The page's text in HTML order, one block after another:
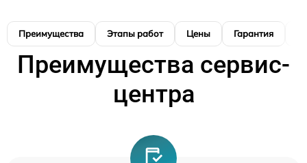
Преимущества Этапы работ Цены Гарантия
Преимущества сервис-
центра